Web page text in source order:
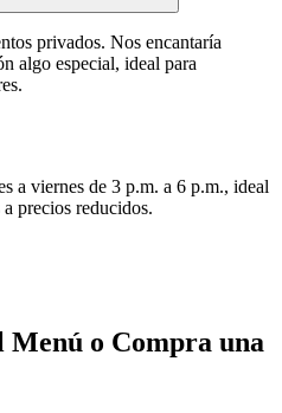
privados. Nos encantaría
algo especial, ideal para
a viernes de 3 p.m. a 6 p.m., ideal
precios reducidos.
Menú o Compra una